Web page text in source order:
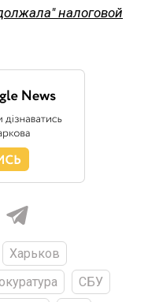
налоговой
Харьков
СБУ